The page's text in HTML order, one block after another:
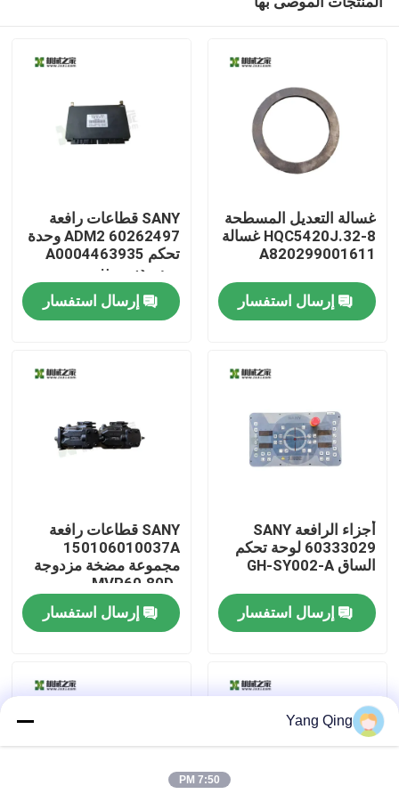
جولة في المعمل
اتصل بنا
اطلب اقتباس
رافعات الشاحنة المستعملة
مستعملة جميع أنواع الرافعات
غسالة التعديل المسطحة
HQC5420J.32-8 غسالة
A820299001611
إرسال استفسار
SANY قطاعات رافعة
60262497 ADM2 وحدة
تحكم A0004463935
مرسيدس-بنز
إرسال استفسار
أجزاء الرافعة SANY
60333029 لوحة تحكم
الساق GH-SY002-A
إرسال استفسار
SANY قطاعات رافعة
150106010037A
مجموعة مضخة مزدوجة
MVP60.80D-
06S8/MVP60.80D-
06S5 إرسال استفسار
Yang Qing
7:50 PM